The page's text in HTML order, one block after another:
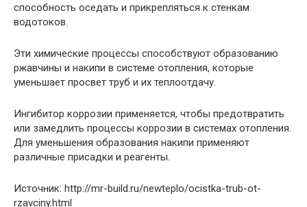
способность оседать и прикрепляться к стенкам
водотоков.
Эти химические процессы способствуют образованию
ржавчины и накипи в системе отопления, которые
уменьшает просвет труб и их теплоотдачу.
Ингибитор коррозии применяется, чтобы предотвратить
или замедлить процессы коррозии в системах отопления.
Для уменьшения образования накипи применяют
различные присадки и реагенты.
Источник: http://mr-build.ru/newteplo/ocistka-trub-ot-
rzavciny.html